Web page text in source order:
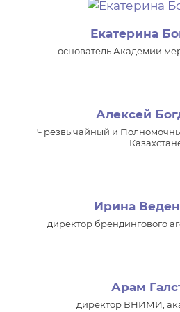
Екатерина
основатель Академии
Алексей
Чрезвычайный и
Ирина
директор брендингового
Арам
директор ВНИМИ,